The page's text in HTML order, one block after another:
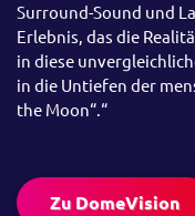
Surround-Sound und
Erlebnis, das die
in diese
in die Untiefen der
the Moon“.“
Zu DomeVision